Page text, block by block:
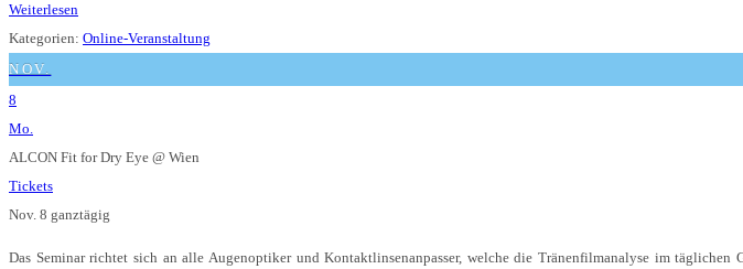
Weiterlesen
Kategorien: Online-Veranstaltung
NOV.
8
Mo.
ALCON Fit for Dry Eye @ Wien
Tickets
Nov. 8 ganztägig
Das Seminar richtet sich an alle Augenoptiker und Kontaktlinsenanpasser, welche die Tränenfilmanalyse im